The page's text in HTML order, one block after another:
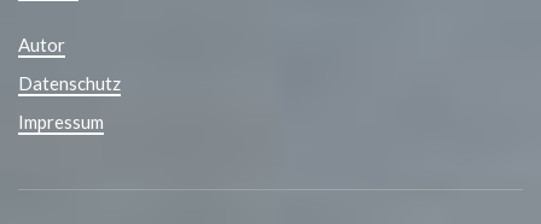
Autor
Datenschutz
Impressum